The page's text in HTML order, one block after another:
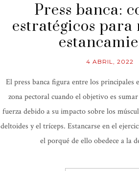
Press banca:
estratégicos
4 ABRIL, 2022
El press banca figura entre los principales
zona pectoral cuando el objetivo es
fuerza debido a su impacto sobre los
deltoides y el tríceps. Estancarse en el
el porqué de ello obedece a la